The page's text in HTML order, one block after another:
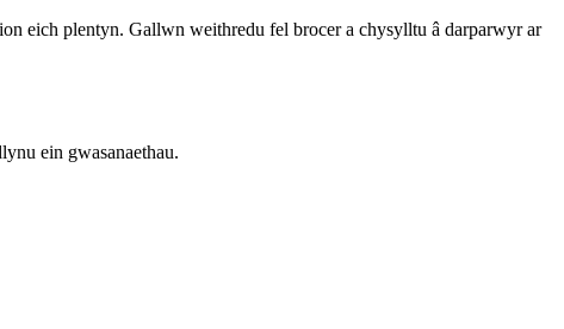
eich plentyn. Gallwn weithredu fel brocer a chysylltu â darparwyr ar
ein gwasanaethau.